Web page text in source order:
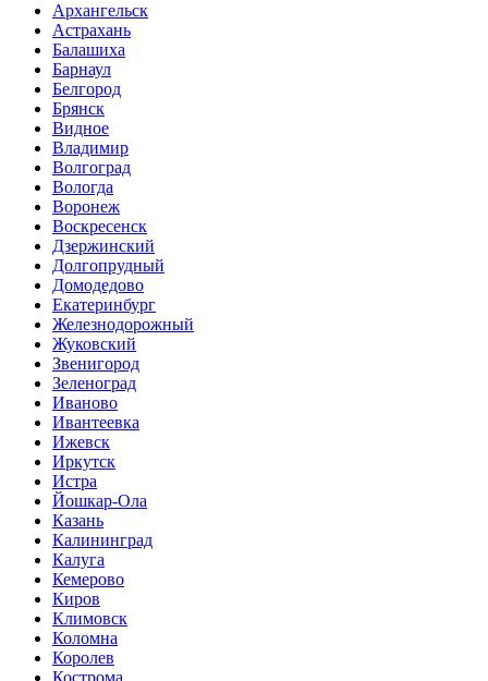
Архангельск
Астрахань
Балашиха
Барнаул
Белгород
Брянск
Видное
Владимир
Волгоград
Вологда
Воронеж
Воскресенск
Дзержинский
Долгопрудный
Домодедово
Екатеринбург
Железнодорожный
Жуковский
Звенигород
Зеленоград
Иваново
Ивантеевка
Ижевск
Иркутск
Истра
Йошкар-Ола
Казань
Калининград
Калуга
Кемерово
Киров
Климовск
Коломна
Королев
Кострома